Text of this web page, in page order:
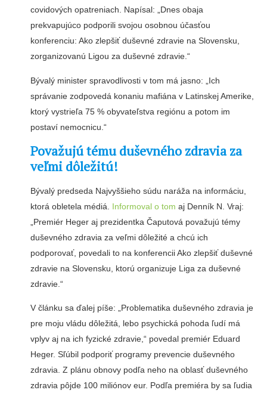
covidových opatreniach. Napísal: „Dnes obaja
prekvapujúco podporili svojou osobnou účasťou
konferenciu: Ako zlepšiť duševné zdravie na Slovensku,
zorganizovanú Ligou za duševné zdravie.“
Bývalý minister spravodlivosti v tom má jasno: „Ich
správanie zodpovedá konaniu mafiána v Latinskej Amerike,
ktorý vystrieľa 75 % obyvateľstva regiónu a potom im
postaví nemocnicu.“
Považujú tému duševného zdravia za
veľmi dôležitú!
Bývalý predseda Najvyššieho súdu naráža na informáciu,
ktorá obletela médiá. Informoval o tom aj Denník N. Vraj:
„Premiér Heger aj prezidentka Čaputová považujú témy
duševného zdravia za veľmi dôležité a chcú ich
podporovať, povedali to na konferencii Ako zlepšiť duševné
zdravie na Slovensku, ktorú organizuje Liga za duševné
zdravie.“
V článku sa ďalej píše: „Problematika duševného zdravia je
pre moju vládu dôležitá, lebo psychická pohoda ľudí má
vplyv aj na ich fyzické zdravie,“ povedal premiér Eduard
Heger. Sľúbil podporiť programy prevencie duševného
zdravia. Z plánu obnovy podľa neho na oblasť duševného
zdravia pôjde 100 miliónov eur. Podľa premiéra by sa ľudia